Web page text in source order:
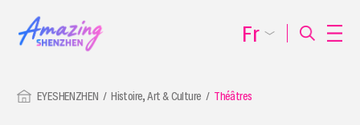
EYESHENZHEN Histoire, Art & Culture Théâtres
Fr